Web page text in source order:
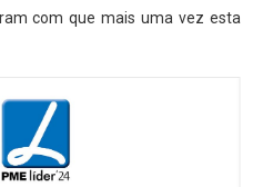
com que mais uma vez esta